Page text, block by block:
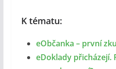
K tématu:
eObčanka – první
eDoklady přicházejí.